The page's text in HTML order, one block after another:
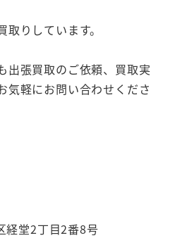
りしています。
出張買取のご依頼、買取実
気軽にお問い合わせくださ
経堂2丁目2番8号